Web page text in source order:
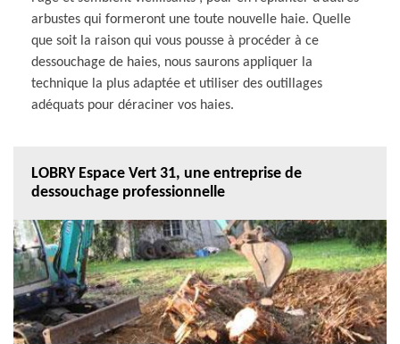
arbustes qui formeront une toute nouvelle haie. Quelle
que soit la raison qui vous pousse à procéder à ce
dessouchage de haies, nous saurons appliquer la
technique la plus adaptée et utiliser des outillages
adéquats pour déraciner vos haies.
LOBRY Espace Vert 31, une entreprise de
dessouchage professionnelle